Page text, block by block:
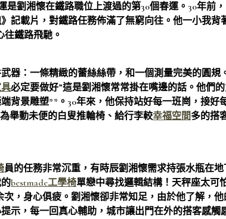
是劉湘懷在鐵路職位上渡過的第30個春運。30年前
記載片，對鐵路任務佈滿了無窮向往。他一小我背
往鐵路飛馳。
器：一條精緻的蕾絲絲帶，和一個測量完美的圓
必定要做好”這是劉湘懷常常掛在嘴邊的話。他們
背景雕塑**。30年來，他保持站好每一班崗，接好
為舉動未便的白叟推輪椅、給行李較幸福空間多的搭
員的任務非常沉重，有時辰劉湘懷需求持張水瓶在
bestmade工學椅單戀中尋找邏輯結構！天秤座太可
次，身心俱疲。劉湘懷卻非常知足，由於他了解，
示，每一回真心輔助，城市讓出門在外的搭客感觸